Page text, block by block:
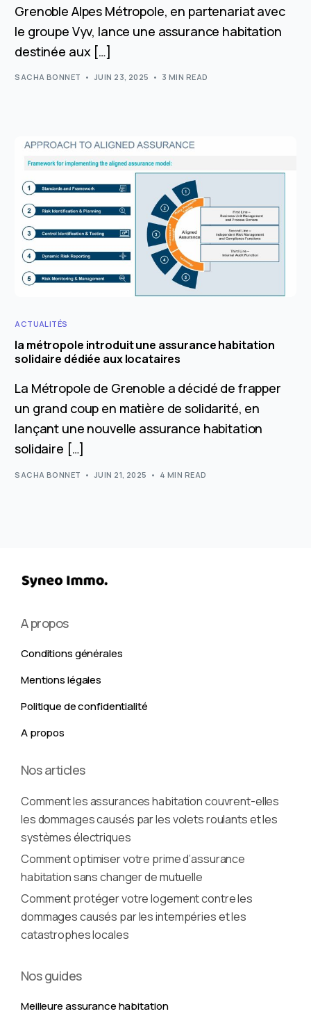
Grenoble Alpes Métropole, en partenariat avec
le groupe Vyv, lance une assurance habitation
destinée aux […]
SACHA BONNET JUIN 23, 2025 3 MIN READ
ACTUALITÉS
la métropole introduit une assurance habitation
solidaire dédiée aux locataires
La Métropole de Grenoble a décidé de frapper
un grand coup en matière de solidarité, en
lançant une nouvelle assurance habitation
solidaire […]
SACHA BONNET JUIN 21, 2025 4 MIN READ
A propos
Conditions générales
Mentions légales
Politique de confidentialité
A propos
Nos articles
Comment les assurances habitation couvrent-elles
les dommages causés par les volets roulants et les
systèmes électriques
Comment optimiser votre prime d’assurance
habitation sans changer de mutuelle
Comment protéger votre logement contre les
dommages causés par les intempéries et les
catastrophes locales
Nos guides
Meilleure assurance habitation